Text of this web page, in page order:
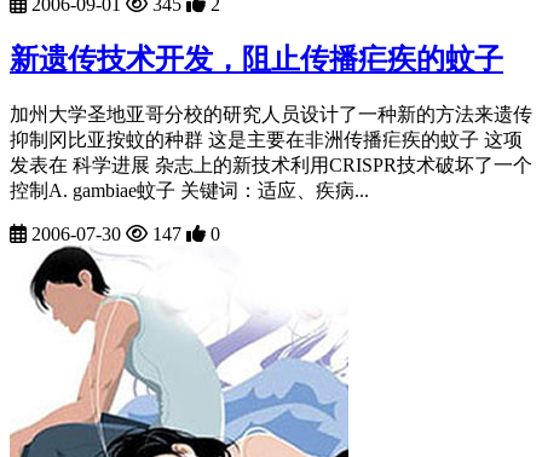
新遗传技术开发，阻止传播疟疾的蚊子
加州大学圣地亚哥分校的研究人员设计了一种新的方法来遗传
抑制冈比亚按蚊的种群 这是主要在非洲传播疟疾的蚊子 这项
发表在 科学进展 杂志上的新技术利用CRISPR技术破坏了一个
控制A. gambiae蚊子 关键词：适应、疾病...
2006-07-30 147 0